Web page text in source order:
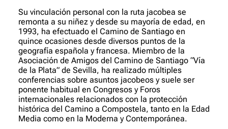
Su vinculación personal con la ruta jacobea se
remonta a su niñez y desde su mayoría de edad, en
1993, ha efectuado el Camino de Santiago en
quince ocasiones desde diversos puntos de la
geografía española y francesa. Miembro de la
Asociación de Amigos del Camino de Santiago “Vía
de la Plata” de Sevilla, ha realizado múltiples
conferencias sobre asuntos jacobeos y suele ser
ponente habitual en Congresos y Foros
internacionales relacionados con la protección
histórica del Camino a Compostela, tanto en la Edad
Media como en la Moderna y Contemporánea.